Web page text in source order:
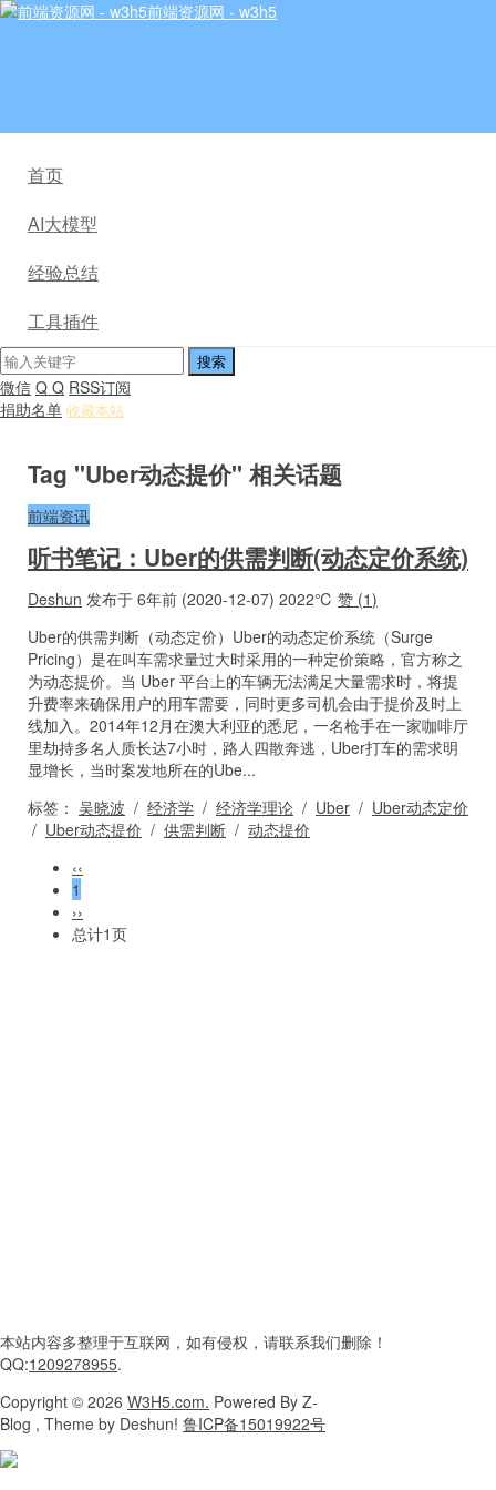
前端资源网 - w3h5
首页
AI大模型
经验总结
工具插件
微信 Q Q RSS订阅
捐助名单 收藏本站
Tag "Uber动态提价" 相关话题
前端资讯
听书笔记：Uber的供需判断(动态定价系统)
Deshun 发布于 6年前 (2020-12-07) 2022℃ 赞 (1)
Uber的供需判断（动态定价）Uber的动态定价系统（Surge
Pricing）是在叫车需求量过大时采用的一种定价策略，官方称之
为动态提价。当 Uber 平台上的车辆无法满足大量需求时，将提
升费率来确保用户的用车需要，同时更多司机会由于提价及时上
线加入。2014年12月在澳大利亚的悉尼，一名枪手在一家咖啡厅
里劫持多名人质长达7小时，路人四散奔逃，Uber打车的需求明
显增长，当时案发地所在的Ube...
标签： 吴晓波 / 经济学 / 经济学理论 / Uber / Uber动态定价
/ Uber动态提价 / 供需判断 / 动态提价
‹‹
1
››
总计1页
本站内容多整理于互联网， 如有侵权，请联系我们删除！
QQ:1209278955.
Copyright © 2026 W3H5.com. Powered By Z-
Blog , Theme by Deshun! 鲁ICP备15019922号